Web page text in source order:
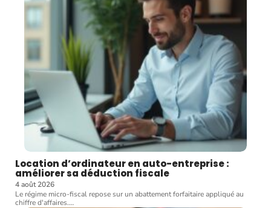
Location d’ordinateur en auto-entreprise :
améliorer sa déduction fiscale
4 août 2026
Le régime micro-fiscal repose sur un abattement forfaitaire appliqué au
chiffre d'affaires.…